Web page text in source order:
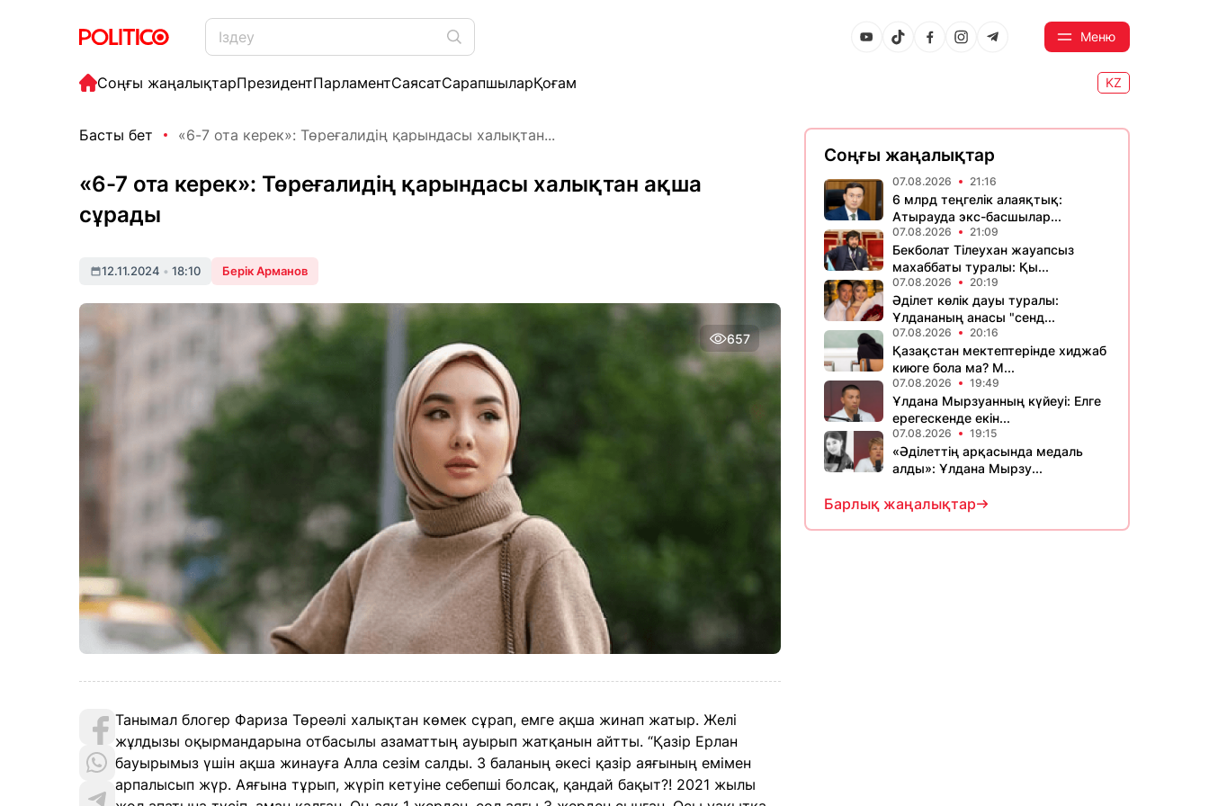
Меню
Соңғы жаңалықтарПрезидентПарламентСаясатСарапшыларҚоғам KZ
Басты бет «6-7 ота керек»: Төреғалидің қарындасы халықтан...
«6-7 ота керек»: Төреғалидің қарындасы халықтан ақша
сұрады
12.11.2024 • 18:10 Берік Арманов
657
Танымал блогер Фариза Төреәлі халықтан көмек сұрап, емге ақша жинап жатыр. Желі
жұлдызы оқырмандарына отбасылы азаматтың ауырып жатқанын айтты. “Қазір Ерлан
бауырымыз үшін ақша жинауға Алла сезім салды. 3 баланың әкесі қазір аяғының емімен
арпалысып жүр. Аяғына тұрып, жүріп кетуіне себепші болсақ, қандай бақыт?! 2021 жылы
Соңғы жаңалықтар
07.08.2026 21:16
6 млрд теңгелік алаяқтық:
Атырауда экс-басшылар...
07.08.2026 21:09
Бекболат Тілеухан жауапсыз
махаббаты туралы: Қы...
07.08.2026 20:19
Әділет көлік дауы туралы:
Ұлдананың анасы "сенд...
07.08.2026 20:16
Қазақстан мектептерінде хиджаб
киюге бола ма? М...
07.08.2026 19:49
Ұлдана Мырзуанның күйеуі: Елге
ерегескенде екін...
07.08.2026 19:15
«Әділеттің арқасында медаль
алды»: Ұлдана Мырзу...
Барлық жаңалықтар